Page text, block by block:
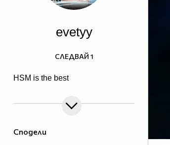
Сподели
evetyy
HSM is the best
СЛЕДВАЙ 1